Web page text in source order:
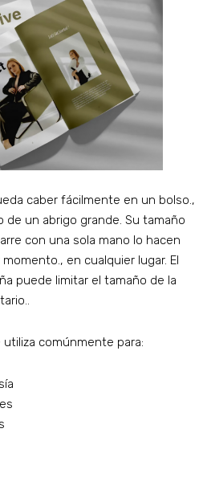
caber fácilmente en un bolso.,
de un abrigo grande. Su tamaño
con una sola mano lo hacen
en cualquier lugar. El
puede limitar el tamaño de la
comúnmente para: